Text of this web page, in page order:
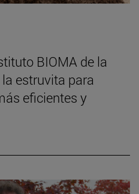
BIOMA de la
estruvita para
eficientes y